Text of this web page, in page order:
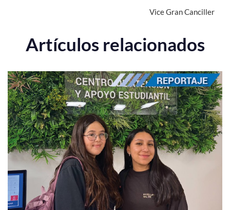
Vice Gran Canciller
Artículos relacionados